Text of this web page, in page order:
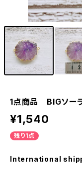
1点商品 BIGソー
¥1,540
残り1点
International